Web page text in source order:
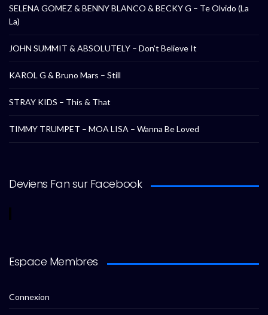
SELENA GOMEZ & BENNY BLANCO & BECKY G – Te Olvido (La
La)
JOHN SUMMIT & ABSOLUTELY – Don’t Believe It
KAROL G & Bruno Mars – Still
STRAY KIDS – This & That
TIMMY TRUMPET – MOA LISA – Wanna Be Loved
Deviens Fan sur Facebook
Espace Membres
Connexion